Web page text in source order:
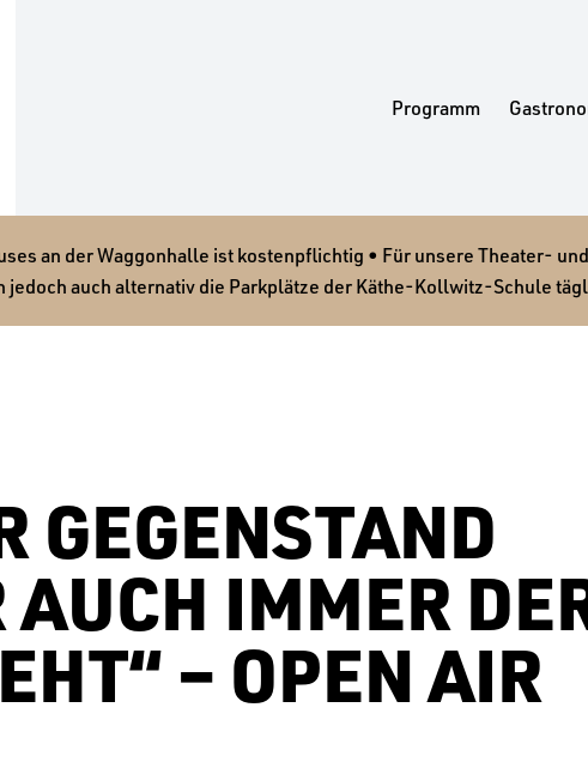
Programm
an der Waggonhalle ist kostenpflichtig • Für unsere Theater-
jedoch auch alternativ die Parkplätze der Käthe-Kollwitz-Schule
GEGENSTAND
AUCH IMMER
– OPEN AIR